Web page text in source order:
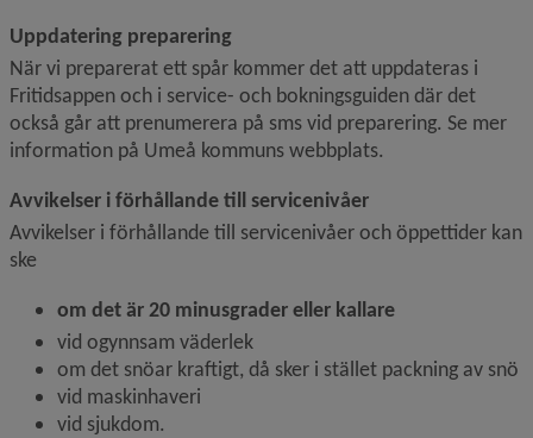
Uppdatering preparering
När vi preparerat ett spår kommer det att uppdateras i
Fritidsappen och i service- och bokningsguiden där det
också går att prenumerera på sms vid preparering. Se mer
information på Umeå kommuns webbplats.
Avvikelser i förhållande till servicenivåer
Avvikelser i förhållande till servicenivåer och öppettider kan
ske
om det är 20 minusgrader eller kallare
vid ogynnsam väderlek
om det snöar kraftigt, då sker i stället packning av snö
vid maskinhaveri
vid sjukdom.